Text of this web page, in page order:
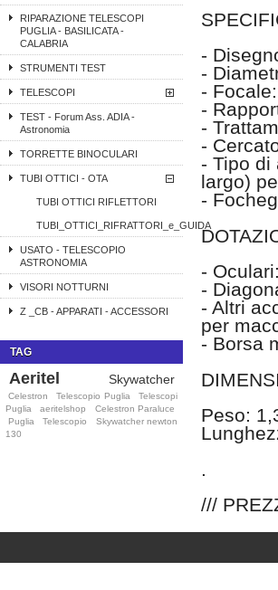
RIPARAZIONE TELESCOPI
PUGLIA - BASILICATA -
CALABRIA
STRUMENTI TEST
TELESCOPI
TEST - Forum Ass. ADIA -
Astronomia
TORRETTE BINOCULARI
TUBI OTTICI - OTA
TUBI OTTICI RIFLETTORI
TUBI_OTTICI_RIFRATTORI_e_GUIDA
USATO - TELESCOPIO
ASTRONOMIA
VISORI NOTTURNI
Z _CB - APPARATI - ACCESSORI
TAG
Aeritel Skywatcher
Celestron Telescopio Puglia
Telescopi
Puglia
aeritelshop
Celestron Paraluce
Puglia
Telescopio
Skywatcher newton
130
-
-
-
-
-
-
- Tipo di
largo)
-
-
-
- Altri
per
- Borsa
Peso:
.
///